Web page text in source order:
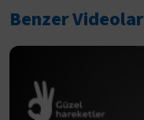
Benzer Videolar